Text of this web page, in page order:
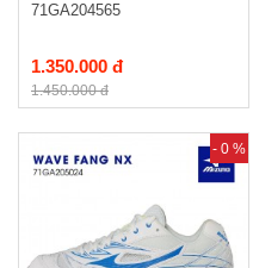
71GA204565
1.350.000 đ
1.450.000 đ
- 0 %